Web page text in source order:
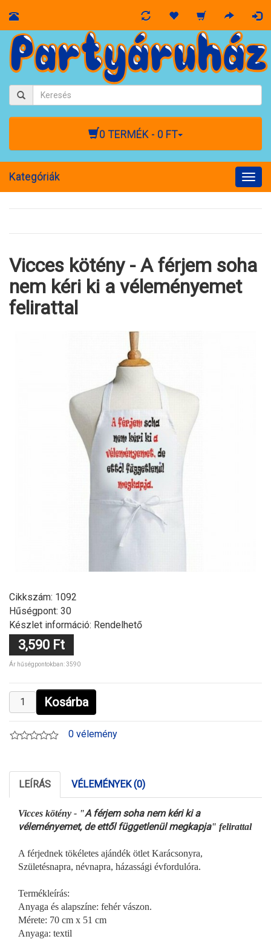
0 TERMÉK - 0 FT
Kategóriák
Vicces kötény - A férjem soha
nem kéri ki a véleményemet
felirattal
Cikkszám: 1092
Hűségpont: 30
Készlet információ: Rendelhető
3,590 Ft
Ár hűségpontokban: 3590
Kosárba
0 vélemény
LEÍRÁS VÉLEMÉNYEK (0)
Vicces kötény - "A férjem soha nem kéri ki a
véleményemet, de ettől függetlenül megkapja" felirattal
A férjednek tökéletes ajándék ötlet Karácsonyra,
Születésnapra, névnapra, házassági évfordulóra.
Termékleírás:
Anyaga és alapszíne: fehér vászon.
Mérete: 70 cm x 51 cm
Anyaga: textil